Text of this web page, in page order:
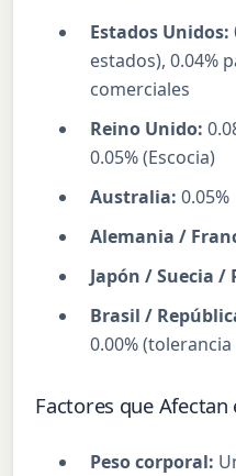
Estados Unidos:
estados), 0.04%
comerciales
Reino Unido:
0.05% (Escocia)
Australia: 0.05%
Alemania /
Japón / Suecia /
Brasil /
0.00%
Factores que Afectan
Peso corporal: